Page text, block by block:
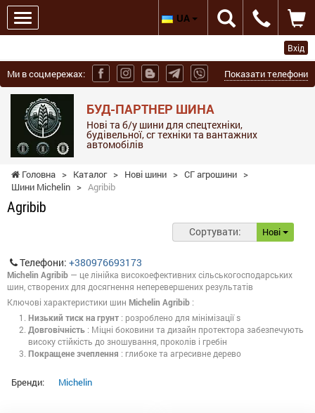
Вхід
Ми в соцмережах: Показати телефони
БУД-ПАРТНЕР ШИНА
Нові та б/у шини для спецтехніки,
будівельної, сг техніки та вантажних
автомобілів
UA
Головна > Каталог > Нові шини > СГ агрошини >
Шини Michelin > Agribib
Agribib
Сортувати: Нові
Телефони: +380976693173
Michelin Agribib — це лінійка високоефективних сільськогосподарських
шин, створених для досягнення неперевершених результатів
Ключові характеристики шин Michelin Agribib :
Низький тиск на грунт : розроблено для мінімізації s
Довговічність : Міцні боковини та дизайн протектора забезпечують
високу стійкість до зношування, проколів і гребін
Покращене зчеплення : глибоке та агресивне дерево
Бренди: Michelin